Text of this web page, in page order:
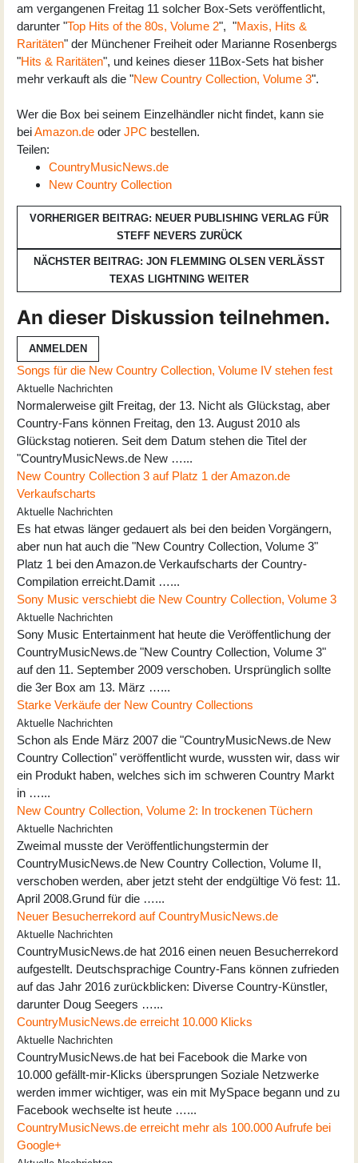
am vergangenen Freitag 11 solcher Box-Sets veröffentlicht,
darunter "Top Hits of the 80s, Volume 2", "Maxis, Hits &
Raritäten" der Münchener Freiheit oder Marianne Rosenbergs
"Hits & Raritäten", und keines dieser 11Box-Sets hat bisher
mehr verkauft als die "New Country Collection, Volume 3".
Wer die Box bei seinem Einzelhändler nicht findet, kann sie
beiAmazon.de oder JPC bestellen.
Teilen:
CountryMusicNews.de
New Country Collection
VORHERIGER BEITRAG: NEUER PUBLISHING VERLAG FÜR
STEFF NEVERS ZURÜCK
NÄCHSTER BEITRAG: JON FLEMMING OLSEN VERLÄSST
TEXAS LIGHTNING WEITER
An dieser Diskussion teilnehmen.
ANMELDEN
Songs für die New Country Collection, Volume IV stehen fest
Aktuelle Nachrichten
Normalerweise gilt Freitag, der 13. Nicht als Glückstag, aber
Country-Fans können Freitag, den 13. August 2010 als
Glückstag notieren. Seit dem Datum stehen die Titel der
"CountryMusicNews.de New …...
New Country Collection 3 auf Platz 1 der Amazon.de
Verkaufscharts
Aktuelle Nachrichten
Es hat etwas länger gedauert als bei den beiden Vorgängern,
aber nun hat auch die "New Country Collection, Volume 3"
Platz 1 bei den Amazon.de Verkaufscharts der Country-
Compilation erreicht.Damit …...
Sony Music verschiebt die New Country Collection, Volume 3
Aktuelle Nachrichten
Sony Music Entertainment hat heute die Veröffentlichung der
CountryMusicNews.de "New Country Collection, Volume 3"
auf den 11. September 2009 verschoben. Ursprünglich sollte
die 3er Box am 13. März …...
Starke Verkäufe der New Country Collections
Aktuelle Nachrichten
Schon als Ende März 2007 die "CountryMusicNews.de New
Country Collection" veröffentlicht wurde, wussten wir, dass wir
ein Produkt haben, welches sich im schweren Country Markt
in …...
New Country Collection, Volume 2: In trockenen Tüchern
Aktuelle Nachrichten
Zweimal musste der Veröffentlichungstermin der
CountryMusicNews.de New Country Collection, Volume II,
verschoben werden, aber jetzt steht der endgültige Vö fest: 11.
April 2008.Grund für die …...
Neuer Besucherrekord auf CountryMusicNews.de
Aktuelle Nachrichten
CountryMusicNews.de hat 2016 einen neuen Besucherrekord
aufgestellt. Deutschsprachige Country-Fans können zufrieden
auf das Jahr 2016 zurückblicken: Diverse Country-Künstler,
darunter Doug Seegers …...
CountryMusicNews.de erreicht 10.000 Klicks
Aktuelle Nachrichten
CountryMusicNews.de hat bei Facebook die Marke von
10.000 gefällt-mir-Klicks übersprungen Soziale Netzwerke
werden immer wichtiger, was ein mit MySpace begann und zu
Facebook wechselte ist heute …...
CountryMusicNews.de erreicht mehr als 100.000 Aufrufe bei
Google+